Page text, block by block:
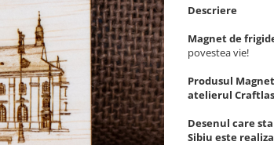
Descriere
Magnet de
povestea vie!
Produsul
atelierul
Desenul care
Sibiu este